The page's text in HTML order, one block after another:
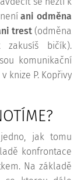
neníani odměna
trest(odměna
bičík).
komunikační
knize P. Kopřivy
jak tomu
konfrontace
Na základě